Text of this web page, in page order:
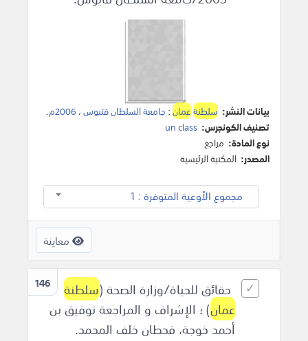
بيانات النشر: سلطنةعمان: جامعة السلطان قتبوس، 2006م .
تصنيف الكونجرس: un class
نوع المادة: مراجع
المصدر: المكتبة الرئيسية
مجموع الأوعية المتوفرة : 1
معاينة
146 حقائق للحياة/وزارة الصحة (سلطنة
عمان) ؛ الإشراف و المراجعة توفيق بن
أحمد خوجة، قحطان خلف المحمد.